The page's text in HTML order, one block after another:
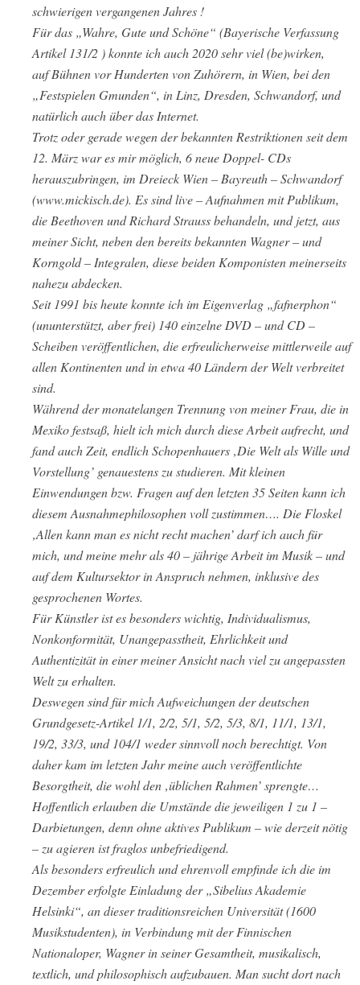
schwierigen vergangenen Jahres !
Für das „Wahre, Gute und Schöne“ (Bayerische Verfassung
Artikel 131/2 ) konnte ich auch 2020 sehr viel (be)wirken,
auf Bühnen vor Hunderten von Zuhörern, in Wien, bei den
„Festspielen Gmunden“, in Linz, Dresden, Schwandorf, und
natürlich auch über das Internet.
Trotz oder gerade wegen der bekannten Restriktionen seit dem
12. März war es mir möglich, 6 neue Doppel- CDs
herauszubringen, im Dreieck Wien – Bayreuth – Schwandorf
(www.mickisch.de). Es sind live – Aufnahmen mit Publikum,
die Beethoven und Richard Strauss behandeln, und jetzt, aus
meiner Sicht, neben den bereits bekannten Wagner – und
Korngold – Integralen, diese beiden Komponisten meinerseits
nahezu abdecken.
Seit 1991 bis heute konnte ich im Eigenverlag „fafnerphon“
(ununterstützt, aber frei) 140 einzelne DVD – und CD –
Scheiben veröffentlichen, die erfreulicherweise mittlerweile auf
allen Kontinenten und in etwa 40 Ländern der Welt verbreitet
sind.
Während der monatelangen Trennung von meiner Frau, die in
Mexiko festsaß, hielt ich mich durch diese Arbeit aufrecht, und
fand auch Zeit, endlich Schopenhauers ‚Die Welt als Wille und
Vorstellung’ genauestens zu studieren. Mit kleinen
Einwendungen bzw. Fragen auf den letzten 35 Seiten kann ich
diesem Ausnahmephilosophen voll zustimmen…. Die Floskel
‚Allen kann man es nicht recht machen’ darf ich auch für
mich, und meine mehr als 40 – jährige Arbeit im Musik – und
auf dem Kultursektor in Anspruch nehmen, inklusive des
gesprochenen Wortes.
Für Künstler ist es besonders wichtig, Individualismus,
Nonkonformität, Unangepasstheit, Ehrlichkeit und
Authentizität in einer meiner Ansicht nach viel zu angepassten
Welt zu erhalten.
Deswegen sind für mich Aufweichungen der deutschen
Grundgesetz-Artikel 1/1, 2/2, 5/1, 5/2, 5/3, 8/1, 11/1, 13/1,
19/2, 33/3, und 104/1 weder sinnvoll noch berechtigt. Von
daher kam im letzten Jahr meine auch veröffentlichte
Besorgtheit, die wohl den ‚üblichen Rahmen’ sprengte…
Hoffentlich erlauben die Umstände die jeweiligen 1 zu 1 –
Darbietungen, denn ohne aktives Publikum – wie derzeit nötig
– zu agieren ist fraglos unbefriedigend.
Als besonders erfreulich und ehrenvoll empfinde ich die im
Dezember erfolgte Einladung der „Sibelius Akademie
Helsinki“, an dieser traditionsreichen Universität (1600
Musikstudenten), in Verbindung mit der Finnischen
Nationaloper, Wagner in seiner Gesamtheit, musikalisch,
textlich, und philosophisch aufzubauen. Man sucht dort nach